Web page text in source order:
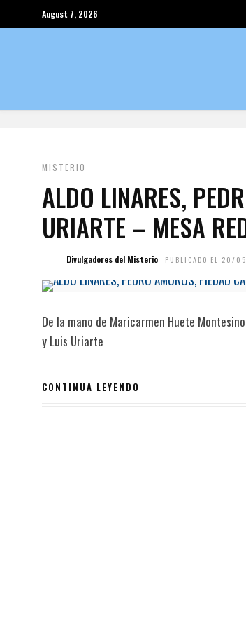
August 7, 2026
MISTERIO
ALDO LINARES,
URIARTE – MESA
Divulgadores del Misterio PUBLICADO EL 20/
De la mano de Maricarmen Huete
y Luis Uriarte
CONTINUA LEYENDO